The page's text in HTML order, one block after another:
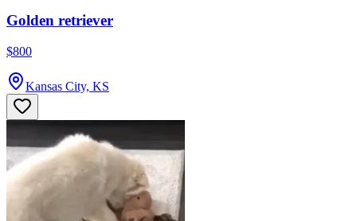
Golden retriever
$800
Kansas City, KS